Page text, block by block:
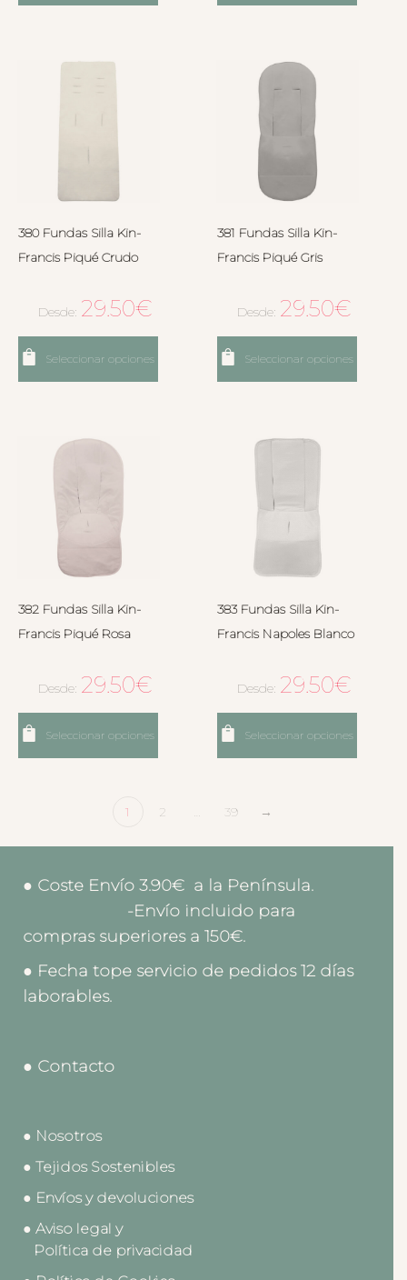
380 Fundas Silla Kin-
Francis Piqué Crudo
Desde: 29.50€
Seleccionar opciones
381 Fundas Silla Kin-
Francis Piqué Gris
Desde: 29.50€
Seleccionar opciones
382 Fundas Silla Kin-
Francis Piqué Rosa
Desde: 29.50€
Seleccionar opciones
383 Fundas Silla Kin-
Francis Napoles Blanco
Desde: 29.50€
Seleccionar opciones
1 2 … 39 →
● Coste Envío 3.90€ a la Península.
-Envío incluido para
compras superiores a 150€.
● Fecha tope servicio de pedidos 12 días
laborables.
● Contacto
● Nosotros
● Tejidos Sostenibles
● Envíos y devoluciones
● Aviso legal y
Política de privacidad